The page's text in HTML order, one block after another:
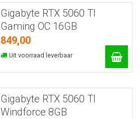
Gigabyte RTX 5060 TI
Gaming OC 16GB
849,00
Uit voorraad leverbaar
Gigabyte RTX 5060 TI
Windforce 8GB